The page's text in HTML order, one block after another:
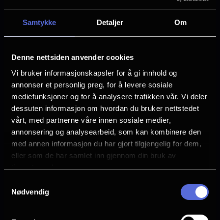
Samtykke Detaljer Om
Denne nettsiden anvender cookies
Vi bruker informasjonskapsler for å gi innhold og
annonser et personlig preg, for å levere sosiale
mediefunksjoner og for å analysere trafikken vår. Vi deler
dessuten informasjon om hvordan du bruker nettstedet
vårt, med partnerne våre innen sosiale medier,
annonsering og analysearbeid, som kan kombinere den
med annen informasjon du har gjort tilgjengelig for dem,
eller som de har samlet inn gjennom din bruk av
tjenestene deres.
Nødvendig
Preston Lacy
Dave England
Ehren McGhehey
Chris Pontius
Språk
EN
Sjanger
Unknown
vennskapet, dumdristigheten og den
grenseoverskridende humoren som har
definert Jackass siden starten.